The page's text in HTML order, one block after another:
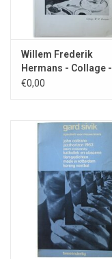
Willem Frederik
Hermans - Collage -
1964
€0,00